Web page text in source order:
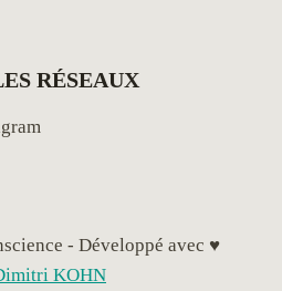
RÉSEAUX
- Développé avec ♥
KOHN